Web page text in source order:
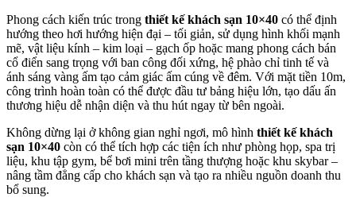
Phong cách kiến trúc trong thiết kế khách sạn 10×40 có thể định
hướng theo hơi hướng hiện đại – tối giản, sử dụng hình khối mạnh
mẽ, vật liệu kính – kim loại – gạch ốp hoặc mang phong cách bán
cổ điển sang trọng với ban công đối xứng, hệ phào chỉ tinh tế và
ánh sáng vàng ấm tạo cảm giác ấm cúng về đêm. Với mặt tiền 10m,
công trình hoàn toàn có thể được đầu tư bảng hiệu lớn, tạo dấu ấn
thương hiệu dễ nhận diện và thu hút ngay từ bên ngoài.
Không dừng lại ở không gian nghỉ ngơi, mô hình thiết kế khách
sạn 10×40 còn có thể tích hợp các tiện ích như phòng họp, spa trị
liệu, khu tập gym, bể bơi mini trên tầng thượng hoặc khu skybar –
nâng tầm đẳng cấp cho khách sạn và tạo ra nhiều nguồn doanh thu
bổ sung.